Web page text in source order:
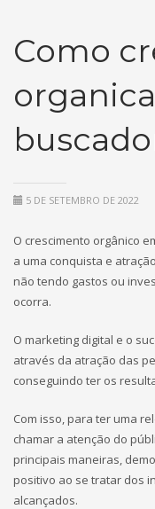
Como
5 DE SETEMBRO DE 2022
O crescimento orgânico
a uma conquista e
não tendo gastos ou
ocorra.
O marketing digital e o
através da atração das
conseguindo ter os
Com isso, para ter uma
chamar a atenção do
principais maneiras,
positivo ao se tratar dos
alcançados.